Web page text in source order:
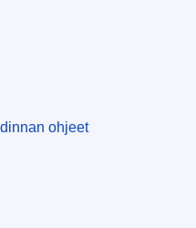
ohjeet